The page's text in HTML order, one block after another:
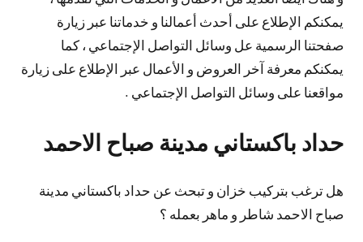
يمكنكم الإطلاع على أحدث أعمالنا و خدماتنا عبر زيارة
صفحتنا الرسمية عل وسائل التواصل الإجتماعي ، كما
يمكنكم معرفة آخر العروض و الأعمال عبر الإطلاع على زيارة
مواقعنا على وسائل التواصل الإجتماعي .
حداد باكستاني مدينة صباح الاحمد
هل ترغب بتركيب خزان و تبحث عن حداد باكستاني مدينة
صباح الاحمد شاطر و ماهر بعمله ؟